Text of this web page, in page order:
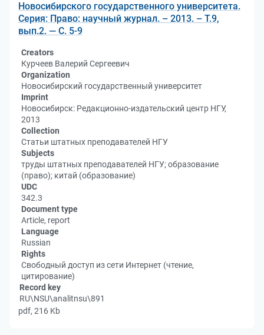
Новосибирского государственного университета.
Серия: Право: научный журнал. – 2013. – Т.9,
вып.2. — С. 5-9
Creators
Курчеев Валерий Сергеевич
Organization
Новосибирский государственный университет
Imprint
Новосибирск: Редакционно-издательский центр НГУ,
2013
Collection
Статьи штатных преподавателей НГУ
Subjects
труды штатных преподавателей НГУ; образование
(право); китай (образование)
UDC
342.3
Document type
Article, report
Language
Russian
Rights
Свободный доступ из сети Интернет (чтение,
цитирование)
Record key
RU\NSU\analitnsu\891
pdf, 216 Kb